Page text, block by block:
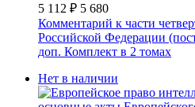
5 112 ₽ 5 680
Комментарий к части
Российской Федерации
доп. Комплект в 2 томах
Нет в наличии